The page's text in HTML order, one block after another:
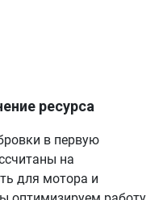
ресурса
в первую
на
для мотора и